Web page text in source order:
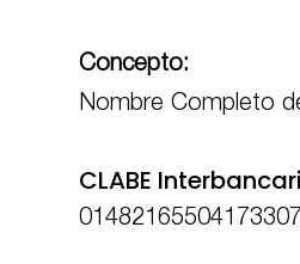
Concepto:
Nombre Completo
CLABE